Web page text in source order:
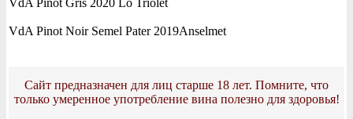
VdA Pinot Noir Semel Pater 2019Anselmet
Сайт предназначен для лиц старше 18 лет. Помните, что
только умеренное употребление вина полезно для здоровья!